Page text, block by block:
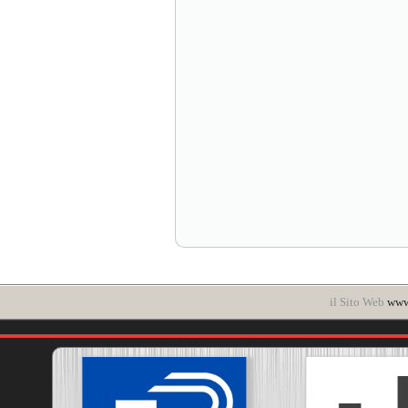
il Sito Web